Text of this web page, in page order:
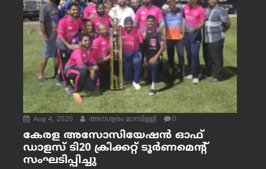
Aug 4, 2026 അനശ്വരം മാമ്പിള്ളി 0
കേരള അസോസിയേഷൻ ഓഫ്
ഡാളസ് ടി20 ക്രിക്കറ്റ് ടൂർണമെന്റ്
സംഘടിപ്പിച്ചു